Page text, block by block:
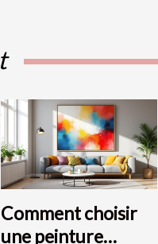
Comment choisir
une peinture